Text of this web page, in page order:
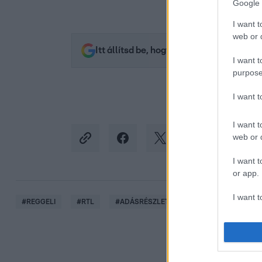
Google
I want
web or
I want
I want
I want
web or
I want
or app.
I want
I want
Itt állítsd be, hogy az RTL.hu az elsők
#REGGELI #RTL #ADÁSRÉSZLETEK #